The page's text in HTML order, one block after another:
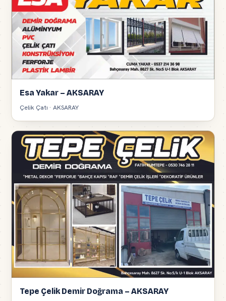
Esa Yakar – AKSARAY
Çelik Çatı · AKSARAY
Tepe Çelik Demir Doğrama – AKSARAY